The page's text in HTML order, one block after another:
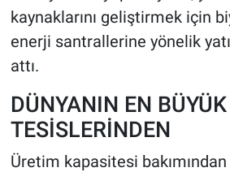
kaynaklarını geliştirmek için
enerji santrallerine yönelik
attı.
DÜNYANIN EN
TESİSLERİNDEN
Üretim kapasitesi bakımından